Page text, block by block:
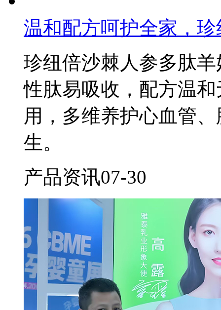
温和配方呵护全家，
珍纽倍沙棘人参多肽
性肽易吸收，配方温
用，多维养护心血管
生。
产品资讯07-30